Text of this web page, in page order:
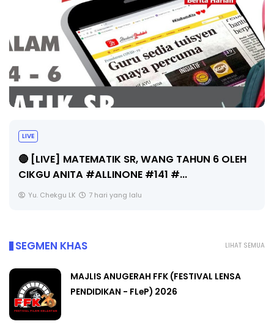
Sejarah Tingkatan 4
Unknown 7 hari yang lalu
LIHAT SEMUA
SEGMEN KHAS
MAJLIS ANUGERAH FFK (FESTIVAL LENSA
PENDIDIKAN - FLeP) 2026